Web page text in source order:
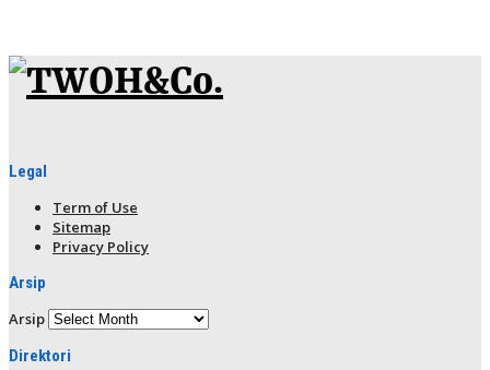
Legal
Term of Use
Sitemap
Privacy Policy
Arsip
Arsip
Direktori